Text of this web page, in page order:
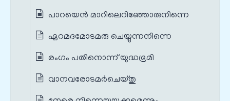
പാറയെന്‍ മാറിലെറിഞ്ഞോരുനിന്നെ
ഏറമദമോടമരു ചെയ്യുന്നനിന്നെ
രംഗം പതിനൊന്ന് യുദ്ധഭൂമി
വാനവരോടമര്‍ചെയ്തു